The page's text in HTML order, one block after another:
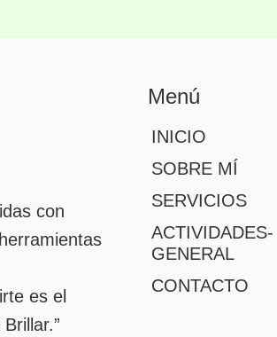
con
es el
Menú
INICIO
SOBRE MÍ
SERVICIOS
ACTIVIDADES-
GENERAL
CONTACTO